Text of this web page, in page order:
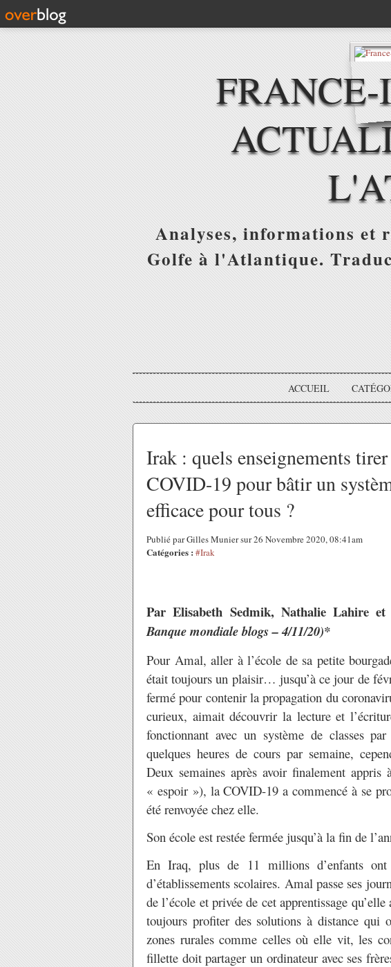
Analyses, informations et
Golfe à l'Atlantique.
ACCUEIL
Irak : quels enseignements
COVID-19 pour bâtir un
efficace pour tous ?
Publié par Gilles Munier sur 26 Novembre 2020, 08:41am
Catégories : #Irak
Par Elisabeth Sedmik, Nathalie Lahire
Banque mondiale blogs – 4/11/20)*
Pour Amal, aller à l’école de sa petite
était toujours un plaisir… jusqu’à ce jour de
fermé pour contenir la propagation du
curieux, aimait découvrir la lecture et
fonctionnant avec un système de classes
quelques heures de cours par semaine,
Deux semaines après avoir finalement
« espoir »), la COVID-19 a commencé à se
été renvoyée chez elle.
Son école est restée fermée jusqu’à la fin de
En Iraq, plus de 11 millions d’enfants ont
d’établissements scolaires. Amal passe ses
de l’école et privée de cet apprentissage
toujours profiter des solutions à distance qui
zones rurales comme celles où elle vit, les
fillette doit partager un ordinateur avec ses